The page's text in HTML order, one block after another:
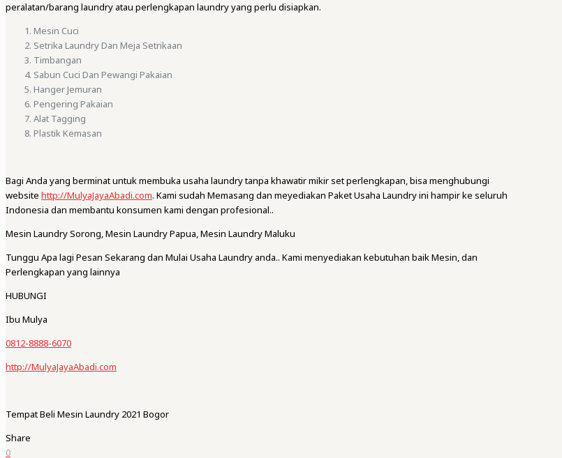
peralatan/barang laundry atau perlengkapan laundry yang perlu disiapkan.
Mesin Cuci
Setrika Laundry Dan Meja Setrikaan
Timbangan
Sabun Cuci Dan Pewangi Pakaian
Hanger Jemuran
Pengering Pakaian
Alat Tagging
Plastik Kemasan
Bagi Anda yang berminat untuk membuka usaha laundry tanpa khawatir mikir set perlengkapan, bisa menghubungi
website http://MulyaJayaAbadi.com. Kami sudah Memasang dan meyediakan Paket Usaha Laundry ini hampir ke seluruh
Indonesia dan membantu konsumen kami dengan profesional..
Mesin Laundry Sorong, Mesin Laundry Papua, Mesin Laundry Maluku
Tunggu Apa lagi Pesan Sekarang dan Mulai Usaha Laundry anda.. Kami menyediakan kebutuhan baik Mesin, dan
Perlengkapan yang lainnya
HUBUNGI
Ibu Mulya
0812-8888-6070
http://MulyaJayaAbadi.com
Tempat Beli Mesin Laundry 2021 Bogor
Share
0